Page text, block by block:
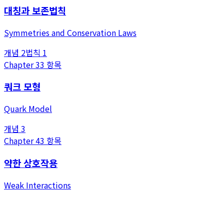
대칭과 보존법칙
Symmetries and Conservation Laws
개념 2법칙 1
Chapter33 항목
쿼크 모형
Quark Model
개념 3
Chapter43 항목
약한 상호작용
Weak Interactions